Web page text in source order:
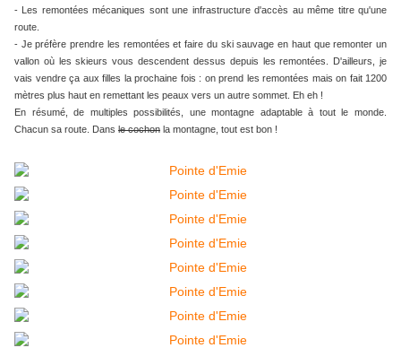
- Les remontées mécaniques sont une infrastructure d'accès au même titre qu'une
route.
- Je préfère prendre les remontées et faire du ski sauvage en haut que remonter un
vallon où les skieurs vous descendent dessus depuis les remontées. D'ailleurs, je
vais vendre ça aux filles la prochaine fois : on prend les remontées mais on fait 1200
mètres plus haut en remettant les peaux vers un autre sommet. Eh eh !
En résumé, de multiples possibilités, une montagne adaptable à tout le monde.
Chacun sa route. Dans le cochon la montagne, tout est bon !